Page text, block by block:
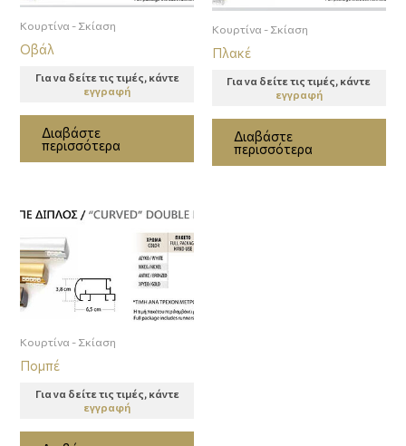
Κουρτίνα - Σκίαση
Οβάλ
Για να δείτε τις τιμές, κάντε
εγγραφή
Διαβάστε
περισσότερα
Κουρτίνα - Σκίαση
Πλακέ
Για να δείτε τις τιμές, κάντε
εγγραφή
Διαβάστε
περισσότερα
Κουρτίνα - Σκίαση
Πομπέ
Για να δείτε τις τιμές, κάντε
εγγραφή